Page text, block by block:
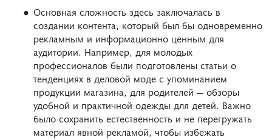
Основная сложность здесь заключалась в
создании контента, который был бы одновременно
рекламным и информационно ценным для
аудитории. Например, для молодых
профессионалов были подготовлены статьи о
тенденциях в деловой моде с упоминанием
продукции магазина, для родителей — обзоры
удобной и практичной одежды для детей. Важно
было сохранить естественность и не перегружать
материал явной рекламой, чтобы избежать